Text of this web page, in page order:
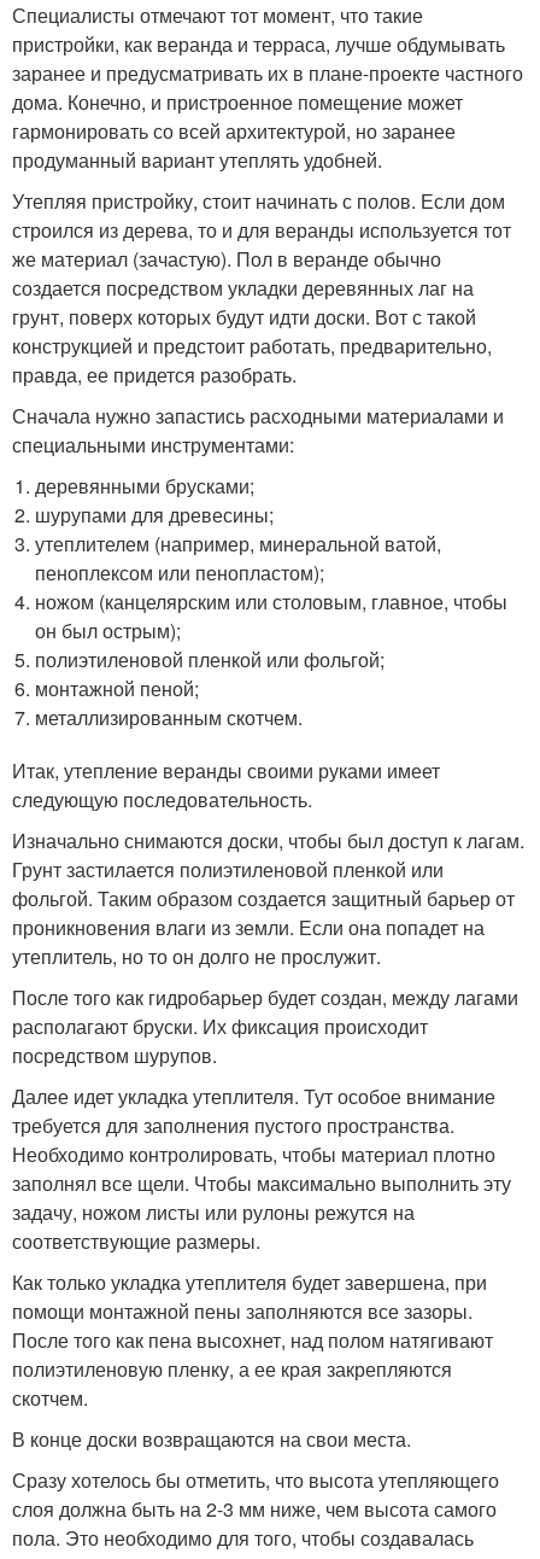
Специалисты отмечают тот момент, что такие
пристройки, как веранда и терраса, лучше обдумывать
заранее и предусматривать их в плане-проекте частного
дома. Конечно, и пристроенное помещение может
гармонировать со всей архитектурой, но заранее
продуманный вариант утеплять удобней.
Утепляя пристройку, стоит начинать с полов. Если дом
строился из дерева, то и для веранды используется тот
же материал (зачастую). Пол в веранде обычно
создается посредством укладки деревянных лаг на
грунт, поверх которых будут идти доски. Вот с такой
конструкцией и предстоит работать, предварительно,
правда, ее придется разобрать.
Сначала нужно запастись расходными материалами и
специальными инструментами:
деревянными брусками;
шурупами для древесины;
утеплителем (например, минеральной ватой,
пеноплексом или пенопластом);
ножом (канцелярским или столовым, главное, чтобы
он был острым);
полиэтиленовой пленкой или фольгой;
монтажной пеной;
металлизированным скотчем.
Итак, утепление веранды своими руками имеет
следующую последовательность.
Изначально снимаются доски, чтобы был доступ к лагам.
Грунт застилается полиэтиленовой пленкой или
фольгой. Таким образом создается защитный барьер от
проникновения влаги из земли. Если она попадет на
утеплитель, но то он долго не прослужит.
После того как гидробарьер будет создан, между лагами
располагают бруски. Их фиксация происходит
посредством шурупов.
Далее идет укладка утеплителя. Тут особое внимание
требуется для заполнения пустого пространства.
Необходимо контролировать, чтобы материал плотно
заполнял все щели. Чтобы максимально выполнить эту
задачу, ножом листы или рулоны режутся на
соответствующие размеры.
Как только укладка утеплителя будет завершена, при
помощи монтажной пены заполняются все зазоры.
После того как пена высохнет, над полом натягивают
полиэтиленовую пленку, а ее края закрепляются
скотчем.
В конце доски возвращаются на свои места.
Сразу хотелось бы отметить, что высота утепляющего
слоя должна быть на 2-3 мм ниже, чем высота самого
пола. Это необходимо для того, чтобы создавалась